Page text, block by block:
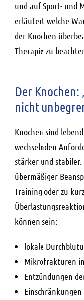
und auf Sport- und
erläutert welche
der Knochen
Therapie zu
Der Knochen:
nicht
Knochen sind
wechselnden
stärker und
übermäßiger
Training oder zu
können sein:
lokale
Mikrofrakturen
Entzündungen